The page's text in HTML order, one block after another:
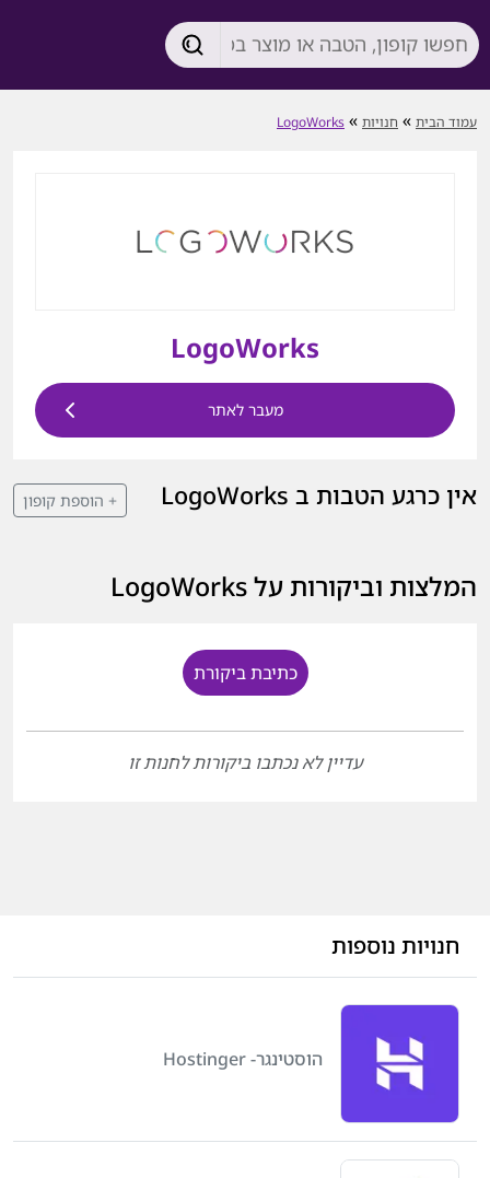
עמוד הבית » חנויות »
LogoWorks
LogoWorks
מעבר לאתר
אין כרגע הטבות ב LogoWorks + הוספת קופון
המלצות וביקורות על LogoWorks
כתיבת ביקורת
עדיין לא נכתבו ביקורות לחנות זו
חנויות נוספות
הוסטינגר- Hostinger